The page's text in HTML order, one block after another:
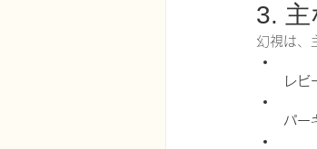
3. 主
幻視は、
レビ
パー